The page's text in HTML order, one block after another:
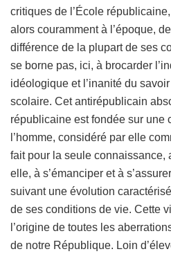
critiques de l’École
alors couramment à l’époque,
différence de la plupart de ses
se borne pas, ici, à brocarder
idéologique et l’inanité du
scolaire. Cet antirépublicain
républicaine est fondée sur une
l’homme, considéré par elle
fait pour la seule connaissance,
elle, à s’émanciper et à
suivant une évolution
de ses conditions de vie. Cette
l’origine de toutes les
de notre République. Loin